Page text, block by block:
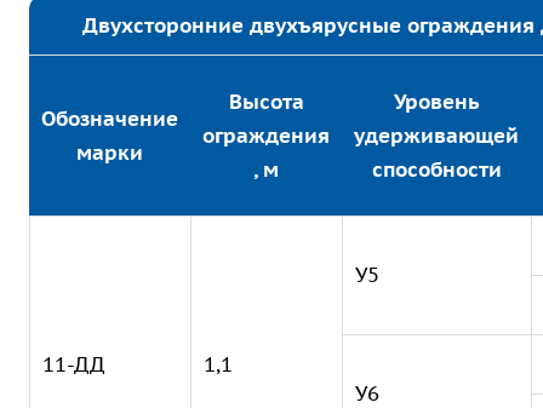
Двухсторонние двухъярусные
Обозначение
марки
Высота
ограждения
, м
Уровень
удерживающей
способности
11-ДД 1,1
У5
У6